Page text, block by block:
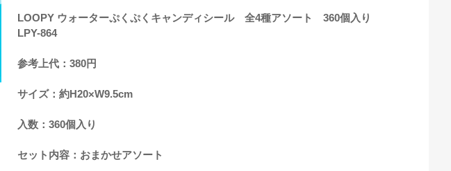
LOOPY ウォーターぷくぷくキャンディシール 全4種アソート 360個入り
LPY-864
参考上代：380円
サイズ：約H20×W9.5cm
入数：360個入り
セット内容：おまかせアソート